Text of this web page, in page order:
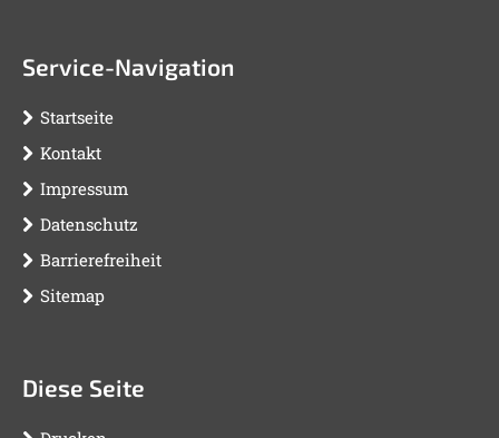
Service-Navigation
Startseite
Kontakt
Impressum
Datenschutz
Barrierefreiheit
Sitemap
Diese Seite